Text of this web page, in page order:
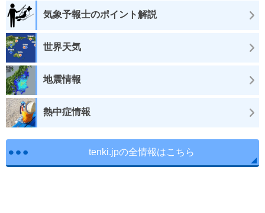
気象予報士のポイント解説
世界天気
地震情報
熱中症情報
tenki.jpの全情報はこちら